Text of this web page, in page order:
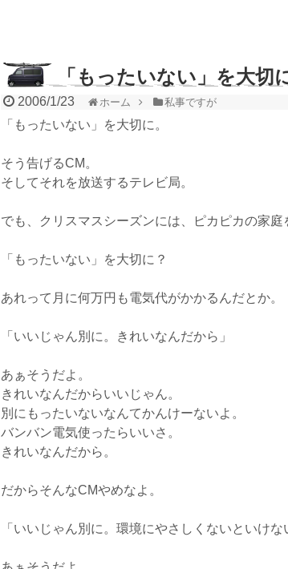
「もったいない」を大切
2006/1/23 ホーム 私事ですが
「もったいない」を大切に。
そう告げるCM。
そしてそれを放送するテレビ局。
でも、クリスマスシーズンには、ピカピカの家庭
「もったいない」を大切に？
あれって月に何万円も電気代がかかるんだとか。
「いいじゃん別に。きれいなんだから」
あぁそうだよ。
きれいなんだからいいじゃん。
別にもったいないなんてかんけーないよ。
バンバン電気使ったらいいさ。
きれいなんだから。
だからそんなCMやめなよ。
「いいじゃん別に。環境にやさしくないといけな